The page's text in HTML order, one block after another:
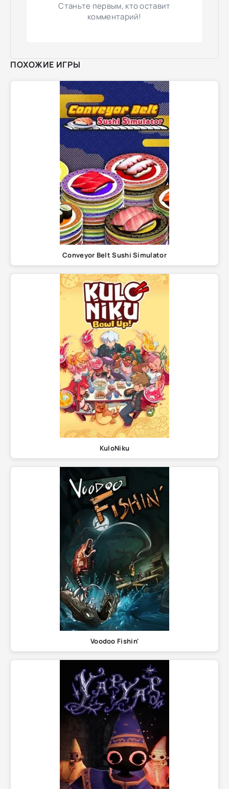
Станьте первым, кто оставит
комментарий!
ПОХОЖИЕ ИГРЫ
Conveyor Belt Sushi Simulator
KuloNiku
Voodoo Fishin'